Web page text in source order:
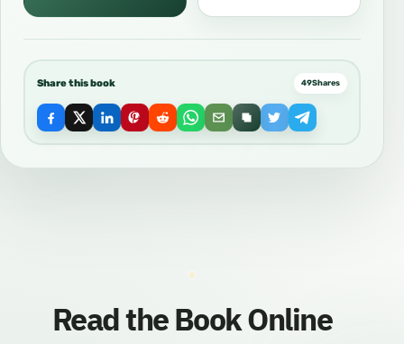
Share this book 49Shares
Read the Book Online